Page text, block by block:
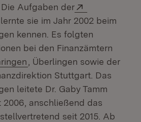
Aufgaben der
(Öffnet in neuem Fenster)
lernte sie im Jahr 2002 beim
kennen. Es folgten
bei den Finanzämtern
(Öffnet in neuem Fenster)
, Überlingen sowie der
Stuttgart. Das
leitete Dr. Gaby Tamm
anschließend das
seit 2015. Ab